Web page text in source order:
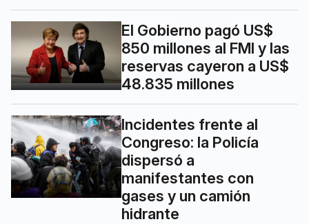
El Gobierno pagó US$
850 millones al FMI y las
reservas cayeron a US$
48.835 millones
Incidentes frente al
Congreso: la Policía
dispersó a
manifestantes con
gases y un camión
hidrante